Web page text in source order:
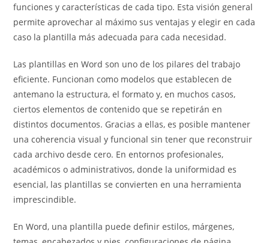
funciones y características de cada tipo. Esta visión general
permite aprovechar al máximo sus ventajas y elegir en cada
caso la plantilla más adecuada para cada necesidad.
Las plantillas en Word son uno de los pilares del trabajo
eficiente. Funcionan como modelos que establecen de
antemano la estructura, el formato y, en muchos casos,
ciertos elementos de contenido que se repetirán en
distintos documentos. Gracias a ellas, es posible mantener
una coherencia visual y funcional sin tener que reconstruir
cada archivo desde cero. En entornos profesionales,
académicos o administrativos, donde la uniformidad es
esencial, las plantillas se convierten en una herramienta
imprescindible.
En Word, una plantilla puede definir estilos, márgenes,